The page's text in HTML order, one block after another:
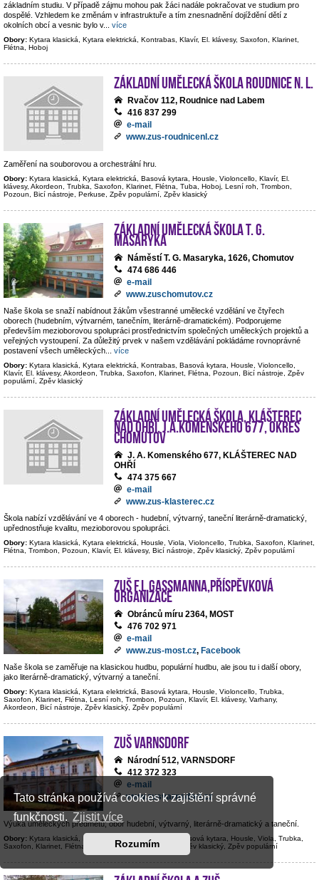
Tato stránka používá cookies k zajištění správné
funkčnosti. Zjistit více
Rozumím
základním studiu. V případě zájmu mohou pak žáci nadále pokračovat ve studium pro
dospělé. Vzhledem ke změnám v infrastruktuře a tím znesnadnění dojíždění dětí z
okolních obcí a vesnic bylo v... více
Obory: Kytara klasická, Kytara elektrická, Kontrabas, Klavír, El. klávesy, Saxofon, Klarinet,
Flétna, Hoboj
Základní umělecká škola Roudnice n. L.
Rvačov 112, Roudnice nad Labem
416 837 299
e-mail
www.zus-roudnicenl.cz
Zaměření na souborovou a orchestrální hru.
Obory: Kytara klasická, Kytara elektrická, Basová kytara, Housle, Violoncello, Klavír, El.
klávesy, Akordeon, Trubka, Saxofon, Klarinet, Flétna, Tuba, Hoboj, Lesní roh, Trombon,
Pozoun, Bicí nástroje, Perkuse, Zpěv populární, Zpěv klasický
Základní umělecká škola T. G.
Masaryka
Náměstí T. G. Masaryka, 1626, Chomutov
474 686 446
e-mail
www.zuschomutov.cz
Naše škola se snaží nabídnout žákům všestranné umělecké vzdělání ve čtyřech
oborech (hudebním, výtvarném, tanečním, literárně-dramatickém). Podporujeme
především mezioborovou spolupráci prostřednictvím společných uměleckých projektů a
veřejných vystoupení. Za důležitý prvek v našem vzdělávání pokládáme rovnoprávné
postavení všech uměleckých
více
Obory: Kytara klasická, Kytara elektrická, Kontrabas, Basová kytara, Housle, Violoncello,
Klavír, El. klávesy, Akordeon, Trubka, Saxofon, Klarinet, Flétna, Pozoun, Bicí nástroje, Zpěv
populární, Zpěv klasický
Základní umělecká škola, Klášterec
nad Ohří, J.A.Komenského 677, okres
Chomutov
J. A. Komenského 677, KLÁŠTEREC NAD
OHŘÍ
474 375 667
e-mail
www.zus-klasterec.cz
Škola nabízí vzdělávání ve 4 oborech - hudební, výtvarný, taneční literárně-dramatický,
upřednostňuje kvalitu, mezioborovou spolupráci.
Obory: Kytara klasická, Kytara elektrická, Housle, Viola, Violoncello, Trubka, Saxofon, Klarinet,
Flétna, Trombon, Pozoun, Klavír, El. klávesy, Bicí nástroje, Zpěv klasický, Zpěv populární
ZUŠ F.L.Gassmanna,příspěvková
organizace
Obránců míru 2364, MOST
476 702 971
e-mail
www.zus-most.cz, Facebook
Naše škola se zaměřuje na klasickou hudbu, populární hudbu, ale jsou tu i další obory,
jako literárně-dramatický, výtvarný a taneční.
Obory: Kytara klasická, Kytara elektrická, Basová kytara, Housle, Violoncello, Trubka,
Saxofon, Klarinet, Flétna, Lesní roh, Trombon, Pozoun, Klavír, El. klávesy, Varhany,
Akordeon, Bicí nástroje, Zpěv klasický, Zpěv populární
ZUŠ Varnsdorf
Národní 512, VARNSDORF
412 372 323
e-mail
www.zusvarnsdorf.cz
Výuka uměleckých předmětů; obor hudební, výtvarný, literárně-dramatický a taneční.
Obory: Kytara klasická, Kytara elektrická, Kontrabas, Basová kytara, Housle, Viola, Trubka,
Saxofon, Klarinet, Flétna, Hoboj, Klavír, Bicí nástroje, Zpěv klasický, Zpěv populární